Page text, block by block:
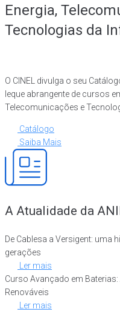
Energia,
Tecnologias da
O CINEL divulga o seu
leque abrangente de cursos
Telecomunicações e
Catálogo
Saiba Mais
A Atualidade da
De Cablesa a Versigent: uma
gerações
Ler mais
Curso Avançado em
Renováveis
Ler mais